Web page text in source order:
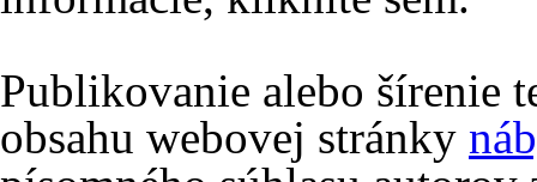
Publikovanie alebo šírenie
obsahu webovej stránky